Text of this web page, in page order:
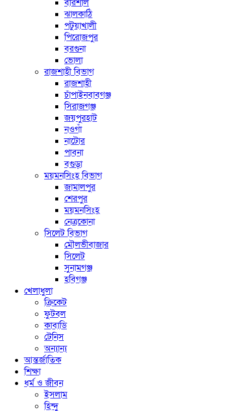
বরিশাল
ঝালকাঠি
পটুয়াখালী
পিরোজপুর
বরগুনা
ভোলা
রাজশাহী বিভাগ
রাজশাহী
চাঁপাইনবাবগঞ্জ
সিরাজগঞ্জ
জয়পুরহাট
নওগাঁ
নাটোর
পাবনা
বগুড়া
ময়মনসিংহ বিভাগ
জামালপুর
শেরপুর
ময়মনসিংহ
নেত্রকোনা
সিলেট বিভাগ
মৌলভীবাজার
সিলেট
সুনামগঞ্জ
হবিগঞ্জ
খেলাধুলা
ক্রিকেট
ফুটবল
কাবাডি
টেনিস
অন্যান্য
আন্তর্জাতিক
শিক্ষা
ধর্ম ও জীবন
ইসলাম
হিন্দু